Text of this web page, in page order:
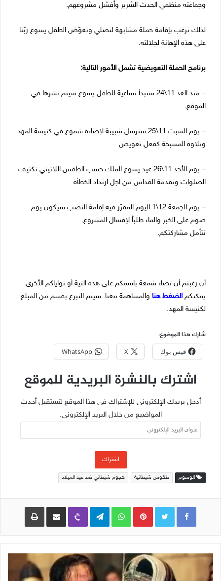
وجماعته منظمي الحدث الشرير وأفشل مشروعهم.
لذلك نرغب بإقامة حملة مشابهة لنصلي ونعوّض الطفل يسوع ربّنا
على هذه الإهانة لجلالته.
برنامج الحملة التعويضية تشمل الأمور التالية:
– منذ الغد 11\24 سنبدأ تساعية للطفل يسوع سيتم نشرها في
الموقع.
– يوم السبت 11\25 سنرسل شبيبة لإضاءة شموع في كنيسة المهد
وتلاوة المسبحة كفعل تعويض
– يوم الأحد 11\26 عيد يسوع الملك حسب الطقس اللاتيني تكثيف
الصلوات وتقدمة القداس من اجل ارتداد الخطأة
– يوم الجمعة 12\1 اليوم المقرّر فيه إقامة النصب سيكون يوم
صوم على الخبز والماء طلباً لإفشال المشروع.
نتأمل مشاركتكم.
أن رغبتم أن تضاء شمعة باسمكم على هذه النية أو نواياكم الأخرى
يمكنكم الضغط هنا والمساهمة معنا. سيتم التبرع بقسم من المبلغ
لكنيسة المهد.
شارك هذا الموضوع:
فيس بوك X
WhatsApp
اشترك بالنشرة البريدية للموقع
أدخل بريدك الإلكتروني للإشتراك في هذا الموقع لتستقبل أحدث
المواضيع من خلال البريد الإلكتروني.
عنوان
البريد
اشتراك
الوسوم طقوس شيطانية هجوم شيطاني ضد عيد الميلاد
Pinterest
WhatsApp
Telegram
Viber مشاركة عبر البريد طباعة